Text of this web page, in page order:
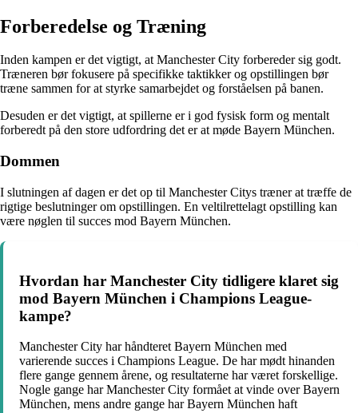
Forberedelse og Træning
Inden kampen er det vigtigt, at Manchester City forbereder sig godt.
Træneren bør fokusere på specifikke taktikker og opstillingen bør
træne sammen for at styrke samarbejdet og forståelsen på banen.
Desuden er det vigtigt, at spillerne er i god fysisk form og mentalt
forberedt på den store udfordring det er at møde Bayern München.
Dommen
I slutningen af dagen er det op til Manchester Citys træner at træffe de
rigtige beslutninger om opstillingen. En veltilrettelagt opstilling kan
være nøglen til succes mod Bayern München.
Hvordan har Manchester City tidligere klaret sig
mod Bayern München i Champions League-
kampe?
Manchester City har håndteret Bayern München med
varierende succes i Champions League. De har mødt hinanden
flere gange gennem årene, og resultaterne har været forskellige.
Nogle gange har Manchester City formået at vinde over Bayern
München, mens andre gange har Bayern München haft